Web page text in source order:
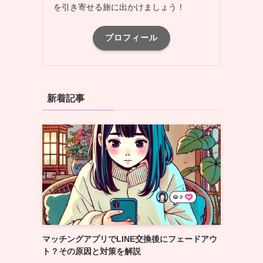
を引き寄せる旅に出かけましょう！
プロフィール
新着記事
マッチングアプリでLINE交換後にフェードアウ
ト？その原因と対策を解説